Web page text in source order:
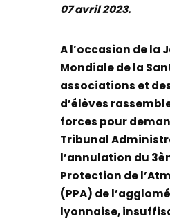
07 avril 2023.
A l’occasion de la
Mondiale de la
associations et
d’élèves
forces pour
Tribunal
l’annulation du
Protection de
(PPA) de
lyonnaise,